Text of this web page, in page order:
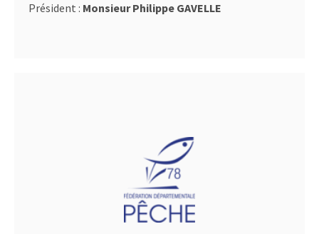
Président : Monsieur Philippe GAVELLE